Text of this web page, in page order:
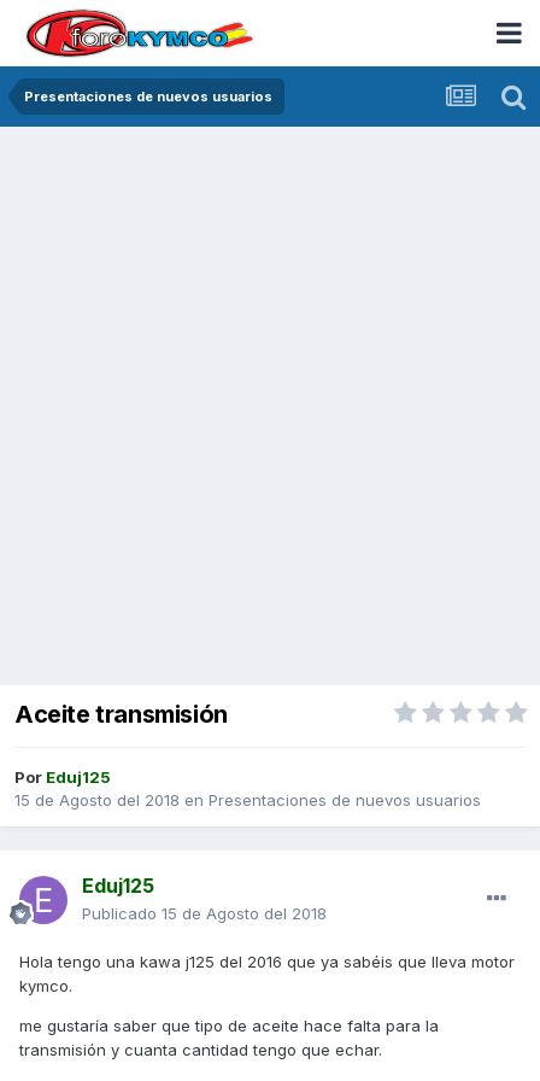
Presentaciones de nuevos usuarios
Aceite transmisión
Por Eduj125
15 de Agosto del 2018 en Presentaciones de nuevos usuarios
Eduj125
Publicado 15 de Agosto del 2018
Hola tengo una kawa j125 del 2016 que ya sabéis que lleva motor
kymco.
me gustaría saber que tipo de aceite hace falta para la
transmisión y cuanta cantidad tengo que echar.